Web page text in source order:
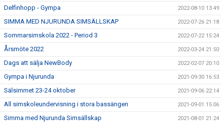
Delfinhopp - Gympa 2022-08-10 13:49
SIMMA MED NJURUNDA SIMSÄLLSKAP 2022-07-26 21:18
Sommarsimskola 2022 - Period 3 2022-07-22 15:24
Årsmöte 2022 2022-03-24 21:50
Dags att sälja NewBody 2022-02-07 20:10
Gympa i Njurunda 2021-09-30 16:53
Sälsimmet 23-24 oktober 2021-09-06 22:14
All simskoleundervisning i stora bassängen 2021-09-01 15:06
Simma med Njurunda Simsällskap 2021-08-01 21:24